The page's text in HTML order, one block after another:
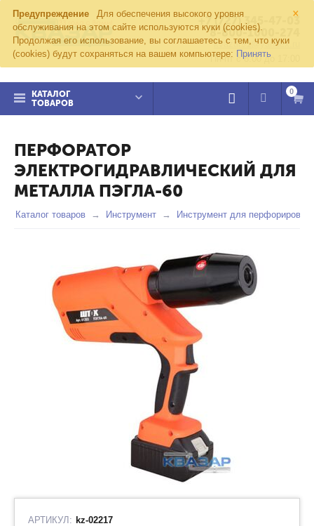
×
Предупреждение
Для обеспечения высокого уровня
обслуживания на этом сайте используются куки (cookies).
Продолжая его использование, вы соглашаетесь с тем, что куки
(cookies) будут сохраняться на вашем компьютере: Принять
+7 (727) 345-47-03
8-800-1000-274
kvazar91@yandex.ru
Пн-пт с 8:00 до 17:00
КАТАЛОГ
ТОВАРОВ
0
ПЕРФОРАТОР
ЭЛЕКТРОГИДРАВЛИЧЕСКИЙ ДЛЯ
МЕТАЛЛА ПЭГЛА-60
Каталог товаров Инструмент Инструмент для
АРТИКУЛ: kz-02217